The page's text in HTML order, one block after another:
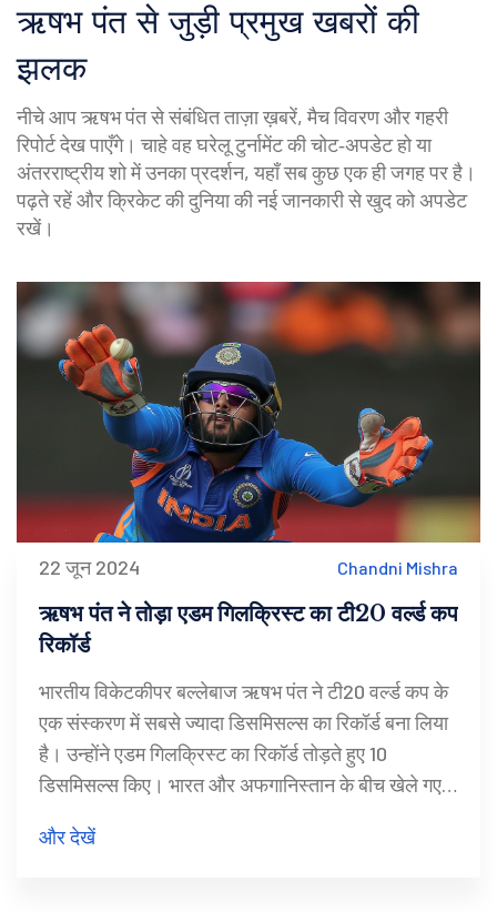
ऋषभ पंत से जुड़ी प्रमुख खबरों की
झलक
नीचे आप ऋषभ पंत से संबंधित ताज़ा ख़बरें, मैच विवरण और गहरी
रिपोर्ट देख पाएँगे। चाहे वह घरेलू टुर्नामेंट की चोट‑अपडेट हो या
अंतरराष्ट्रीय शो में उनका प्रदर्शन, यहाँ सब कुछ एक ही जगह पर है।
पढ़ते रहें और क्रिकेट की दुनिया की नई जानकारी से खुद को अपडेट
रखें।
22 जून 2024 Chandni Mishra
ऋषभ पंत ने तोड़ा एडम गिलक्रिस्ट का टी20 वर्ल्ड कप
रिकॉर्ड
भारतीय विकेटकीपर बल्लेबाज ऋषभ पंत ने टी20 वर्ल्ड कप के
एक संस्करण में सबसे ज्यादा डिसमिसल्स का रिकॉर्ड बना लिया
है। उन्होंने एडम गिलक्रिस्ट का रिकॉर्ड तोड़ते हुए 10
डिसमिसल्स किए। भारत और अफगानिस्तान के बीच खेले गए
मैच 47 रनों से जीता।
और देखें